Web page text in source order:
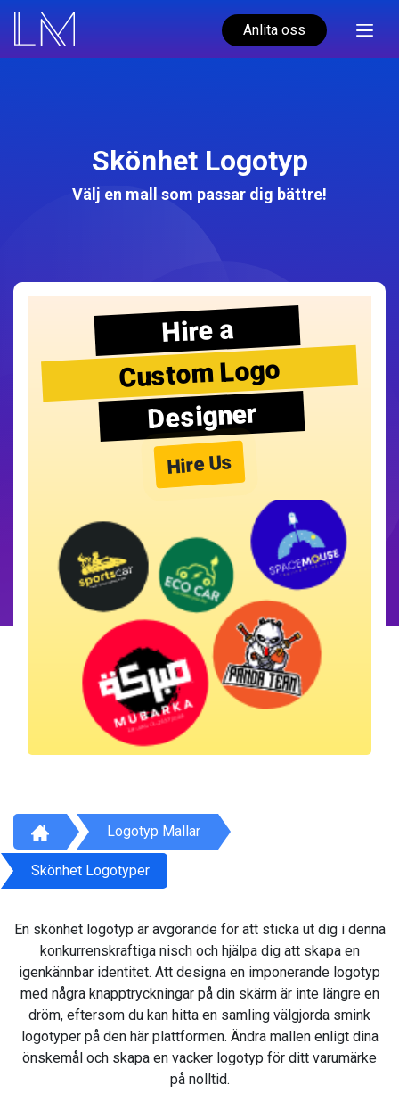
Anlita oss
Skönhet Logotyp
Välj en mall som passar dig bättre!
Hire a
Custom Logo
Designer
Hire Us
Logotyp Mallar
Skönhet Logotyper
En skönhet logotyp är avgörande för att sticka ut dig i denna
konkurrenskraftiga nisch och hjälpa dig att skapa en
igenkännbar identitet. Att designa en imponerande logotyp
med några knapptryckningar på din skärm är inte längre en
dröm, eftersom du kan hitta en samling välgjorda smink
logotyper på den här plattformen. Ändra mallen enligt dina
önskemål och skapa en vacker logotyp för ditt varumärke
på nolltid.